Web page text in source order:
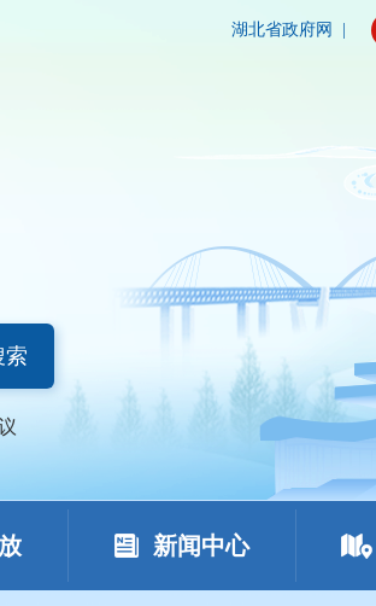
湖北省政府网
索
新闻中心